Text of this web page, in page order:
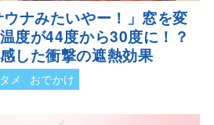
ナみたいやー！」窓を変
度が44度から30度に！？
した衝撃の遮熱効果
メ おでかけ